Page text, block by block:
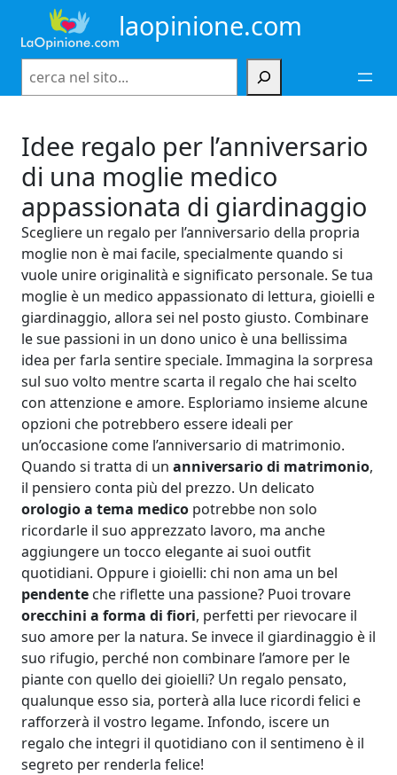
contenuto
laopinione.com
Idee regalo per l’anniversario
di una moglie medico
appassionata di giardinaggio
Scegliere un regalo per l’anniversario della propria
moglie non è mai facile, specialmente quando si
vuole unire originalità e significato personale. Se tua
moglie è un medico appassionato di lettura, gioielli e
giardinaggio, allora sei nel posto giusto. Combinare
le sue passioni in un dono unico è una bellissima
idea per farla sentire speciale. Immagina la sorpresa
sul suo volto mentre scarta il regalo che hai scelto
con attenzione e amore. Esploriamo insieme alcune
opzioni che potrebbero essere ideali per
un’occasione come l’anniversario di matrimonio.
Quando si tratta di un anniversario di matrimonio,
il pensiero conta più del prezzo. Un delicato
orologio a tema medico potrebbe non solo
ricordarle il suo apprezzato lavoro, ma anche
aggiungere un tocco elegante ai suoi outfit
quotidiani. Oppure i gioielli: chi non ama un bel
pendente che riflette una passione? Puoi trovare
orecchini a forma di fiori, perfetti per rievocare il
suo amore per la natura. Se invece il giardinaggio è il
suo rifugio, perché non combinare l’amore per le
piante con quello dei gioielli? Un regalo pensato,
qualunque esso sia, porterà alla luce ricordi felici e
rafforzerà il vostro legame. Infondo, iscere un
regalo che integri il quotidiano con il sentimeno è il
segreto per renderla felice!